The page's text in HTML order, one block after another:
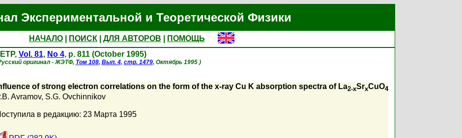
Экспериментальной и Теоретической Физики
НАЧАЛО ПОИСК ДЛЯ АВТОРОВ
ПОМОЩЬ
Vol. 81, No 4, p. 811 (October 1995)
оригинал - ЖЭТФ, Том 108, Вып. 4, стр. 1479, Октябрь 1995 )
of strong electron correlations on the form of the x-ray Cu K absorption spectra of La2-xSrxCuO4
Avramov, S.G. Ovchinnikov
в редакцию: 23 Марта 1995